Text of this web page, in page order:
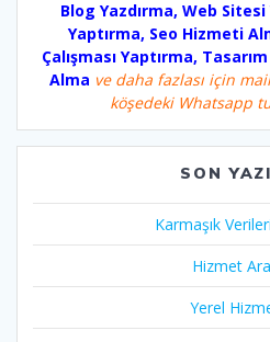
Blog Yazdırma, Web
Yaptırma, Seo Hizmeti
Çalışması Yaptırma,
Alma ve daha fazlası için
köşedeki Whatsapp
SON
Karmaşık
Hizmet
Yerel